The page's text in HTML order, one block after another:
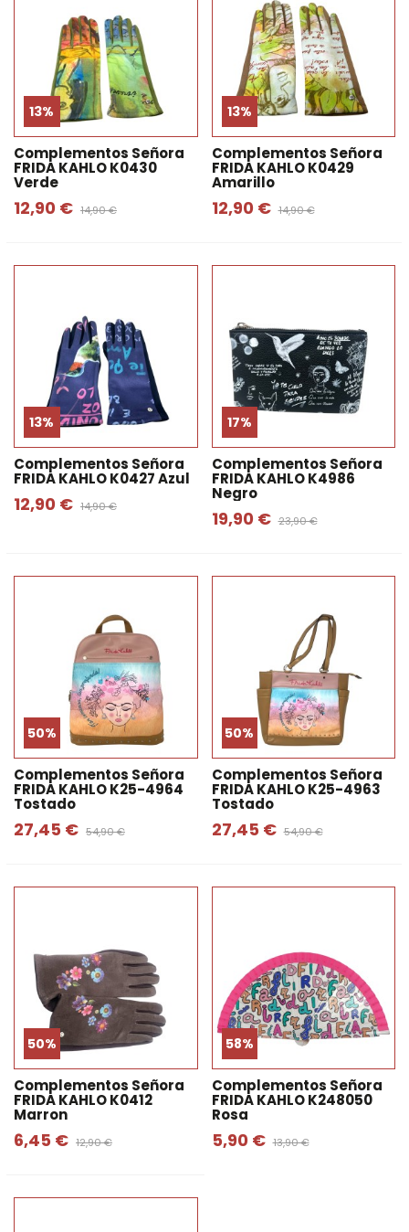
13%
Complementos Señora
FRIDA KAHLO K0430
Verde
12,90 € 14,90 €
13%
Complementos Señora
FRIDA KAHLO K0429
Amarillo
12,90 € 14,90 €
13%
Complementos Señora
FRIDA KAHLO K0427 Azul
12,90 € 14,90 €
17%
Complementos Señora
FRIDA KAHLO K4986
Negro
19,90 € 23,90 €
50%
Complementos Señora
FRIDA KAHLO K25-4964
Tostado
27,45 € 54,90 €
50%
Complementos Señora
FRIDA KAHLO K25-4963
Tostado
27,45 € 54,90 €
50%
Complementos Señora
FRIDA KAHLO K0412
Marron
6,45 € 12,90 €
58%
Complementos Señora
FRIDA KAHLO K248050
Rosa
5,90 € 13,90 €